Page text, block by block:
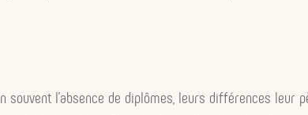
l’absence de diplômes, leurs différences leur